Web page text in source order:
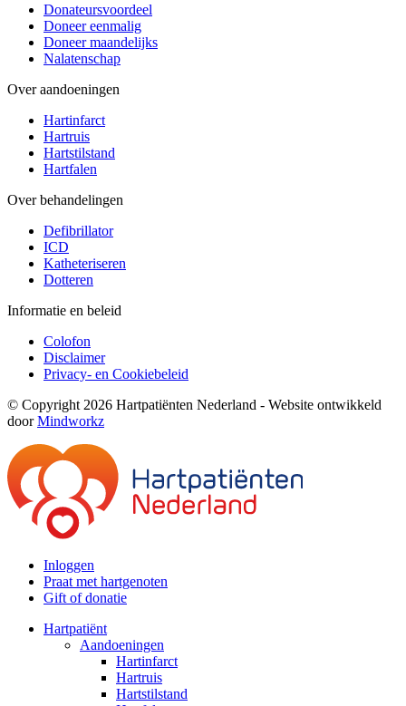
Donateursvoordeel
Doneer eenmalig
Doneer maandelijks
Nalatenschap
Over aandoeningen
Hartinfarct
Hartruis
Hartstilstand
Hartfalen
Over behandelingen
Defibrillator
ICD
Katheteriseren
Dotteren
Informatie en beleid
Colofon
Disclaimer
Privacy- en Cookiebeleid
© Copyright 2026 Hartpatiënten Nederland - Website ontwikkeld
doorMindworkz
Inloggen
Praat met hartgenoten
Gift of donatie
Hartpatiënt
Aandoeningen
Hartinfarct
Hartruis
Hartstilstand